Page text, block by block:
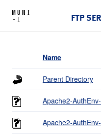
FTP
Name
Parent Directory
Apache2-
Apache2-